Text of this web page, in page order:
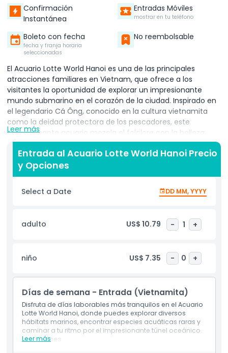
Confirmación
Instantánea
Entradas Móviles
mostrar en tu teléfono
Boleto con fecha
fecha y franja horaria
seleccionadas
No reembolsable
El Acuario Lotte World Hanoi es una de las principales
atracciones familiares en Vietnam, que ofrece a los
visitantes la oportunidad de explorar un impresionante
mundo submarino en el corazón de la ciudad. Inspirado en
el legendario Cá Ông, conocido en la cultura vietnamita
como la deidad protectora de los pescadores, este
impresionante acuario mezcla el folclore con la belleza
natural de la vida marina. Como el acuario interior más
grande de Vietnam, alberga a más de 31,000 criaturas
marinas, incluyendo peces coloridos, elegantes medusas,
juguetonas rayas y poderosos tiburones. Uno de los
aspectos más únicos en el Acuario Lotte World Hanoi es la
oportunidad de conocer a la primera familia de leones
encantadores animales cautivan a los visitantes de todas
las edades con su naturaleza vivaz y comportamiento
y el aprendizaje interactivo. Los visitantes pueden disfrutar
de actividades inmersivas como experiencias de realidad
del océano. Con su combinación de narración, tecnología y
exhibiciones marinas diversas, el Acuario Lotte World Hanoi
es un destino imperdible para familias, amantes de la
naturaleza y cualquiera que busque actividades
memorables y significativas para hacer en Hanoi.
Leer más
Entrada al Acuario Lotte World Hanoi Precio
y Opciones
Select a Date DD MM, YYYY
adulto US$ 10.79 - 1 +
niño US$ 7.35 - 0 +
Días de semana - Entrada (Vietnamita)
Disfruta de días laborables más tranquilos en el Acuario
Lotte World Hanoi, donde puedes explorar diversos
hábitats marinos, encontrar especies acuáticas raras y
caminar a tu ritmo por el impresionante túnel oceánico.
Leer más
Inclusiones